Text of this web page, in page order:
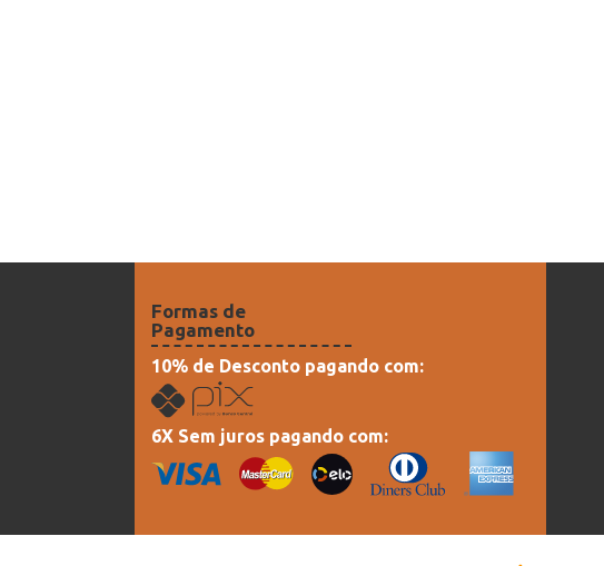
Formas de
Pagamento
10% de Desconto pagando com:
6X Sem juros pagando com: